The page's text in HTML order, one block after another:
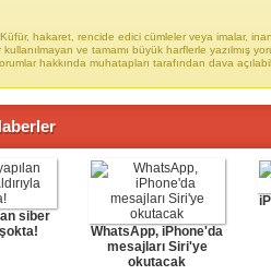
hakaret, rencide edici cümleler veya imalar,
kullanılmayan ve tamamı büyük harflerle yazılmış
hakkında muhatapları tarafından dava
siber
WhatsApp, iPhone'da
mesajları Siri'ye
okutacak